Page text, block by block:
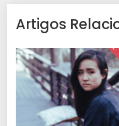
Artigos